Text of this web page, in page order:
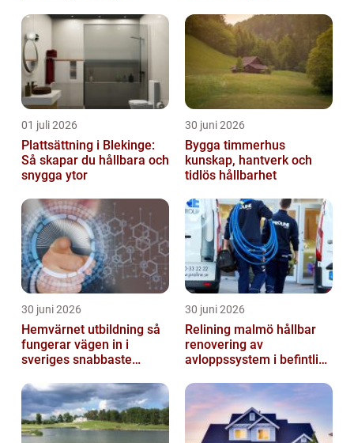
01 juli 2026
Plattsättning i Blekinge:
Så skapar du hållbara och
snygga ytor
30 juni 2026
Bygga timmerhus
kunskap, hantverk och
tidlös hållbarhet
30 juni 2026
Hemvärnet utbildning så
fungerar vägen in i
sveriges snabbaste
30 juni 2026
Relining malmö hållbar
renovering av
avloppssystem i befintliga